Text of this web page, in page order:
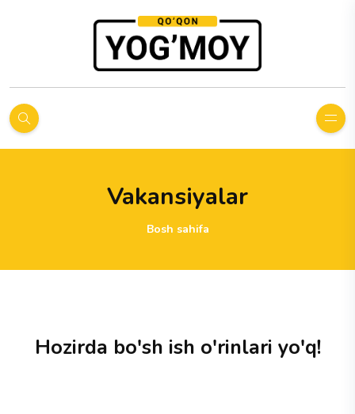
Vakansiyalar
Bosh sahifa
Hozirda bo'sh ish o'rinlari yo'q!